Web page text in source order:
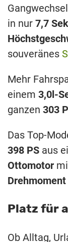
in nur 7,7
souveränes
Mehr
einem 3,0l-
ganzen 303
Das Top-
398 PS aus
Ottomotor
Platz für
Ob Alltag,